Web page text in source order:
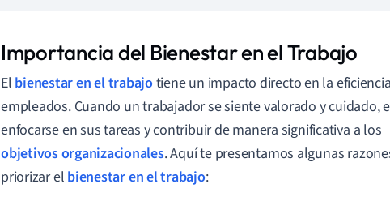
Importancia del Bienestar en el Trabajo
El bienestar en el trabajotiene un impacto directo en la
empleados. Cuando un trabajador se siente valorado y cuidado,
enfocarse en sus tareas y contribuir de manera significativa a los
objetivos organizacionales. Aquí te presentamos algunas
priorizar el bienestar en el trabajo: